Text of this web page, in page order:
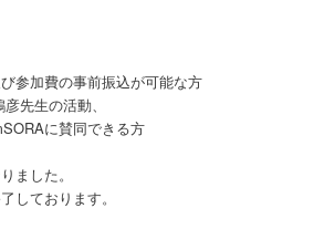
参加費の事前振込が可能な方
の活動、
賛同できる方
ました。
しております。